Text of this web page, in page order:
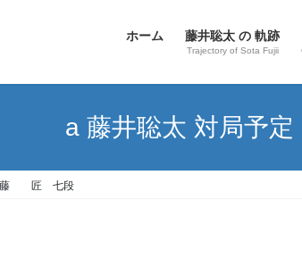
ホーム 藤井聡太 の 軌跡
Trajectory of Sota Fujii
a 藤井聡太 対局予定
藤 匠 七段